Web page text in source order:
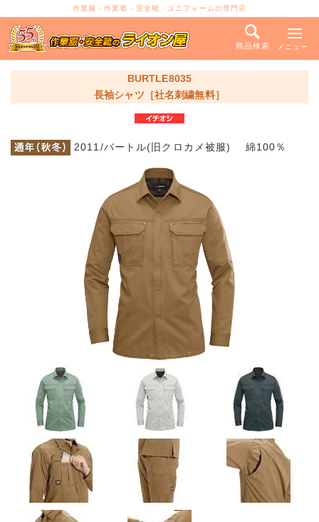
作業服・作業着・安全靴・ユニフォームの専門店
商品検索 メニュー
BURTLE8035
長袖シャツ［社名刺繍無料］
2011/バートル(旧クロカメ被服) 綿100％